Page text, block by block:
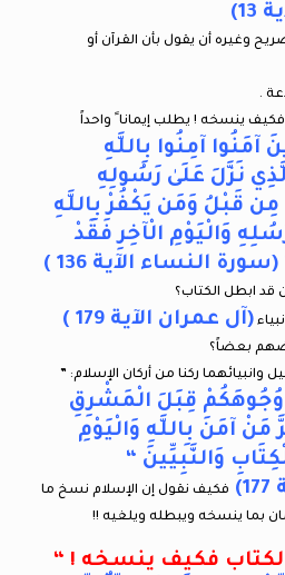
وغيره أن يقول بأن القرآن أو
.
فكيف ينسخه ! يطلب إيمانا ً واحداً
آمَنُوا آمِنُوا بِاللَّهِ
نَزَّلَ عَلَىٰ رَسُولِهِ
مِن قَبْلُ وَمَن يَكْفُرْ بِاللَّهِ
وَالْيَوْمِ الْآخِرِ فَقَدْ
النساء الآية 136 )
قد ابطل الكتاب؟
(آل عمران الآية 179 )
بعضاً؟
وانبيائهما ركنا من أركان الإسلام: ”
وُجُوهَكُمْ قِبَلَ الْمَشْرِقِ
مَنْ آمَنَ بِاللَّهِ وَالْيَوْمِ
وَالنَّبِيِّينَ “
فكيف نقول إن الإسلام نسخ ما
بما ينسخه ويبطله ويلغيه !!
فكيف ينسخه ! “